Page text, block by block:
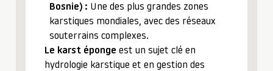
Bosnie) : Une des plus grandes zones
karstiques mondiales, avec des réseaux
souterrains complexes.
Le karst éponge est un sujet clé en
hydrologie karstique et en gestion des